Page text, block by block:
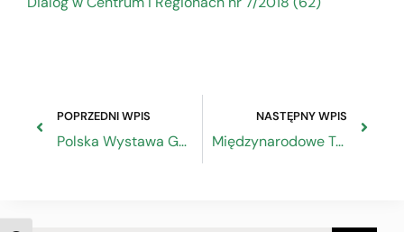
POPRZEDNI WPIS
Polska Wystawa Gospodarcza
NASTĘPNY WPIS
Międzynarodowe Targi Innowacyjnych Rozwiązań Przemysłowych